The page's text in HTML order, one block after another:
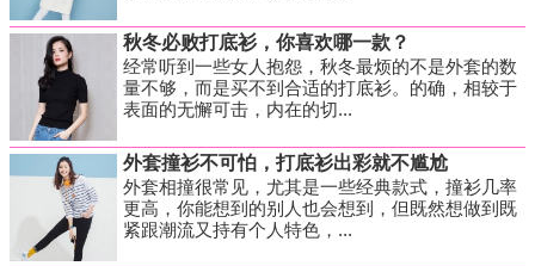
秋冬必败打底衫，你喜欢哪一款？
经常听到一些女人抱怨，秋冬最烦的不是外套的数
量不够，而是买不到合适的打底衫。的确，相较于
表面的无懈可击，内在的切...
外套撞衫不可怕，打底衫出彩就不尴尬
外套相撞很常见，尤其是一些经典款式，撞衫几率
更高，你能想到的别人也会想到，但既然想做到既
紧跟潮流又持有个人特色，...